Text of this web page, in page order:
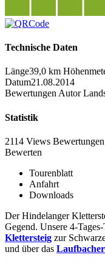
Technische Daten
Länge39,0 km
Datum21.08.2014
Bewertungen Autor
Statistik
2114 Views Bewertungen
Bewerten
Tourenblatt
Anfahrt
Downloads
Der Hindelanger
Gegend. Unsere 4-
Klettersteig zur
und über das